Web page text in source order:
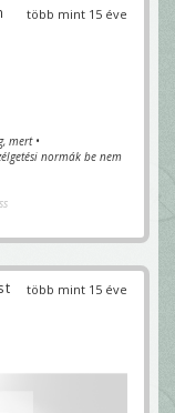
több mint 15 éve
mert •
normák be nem
több mint 15 éve